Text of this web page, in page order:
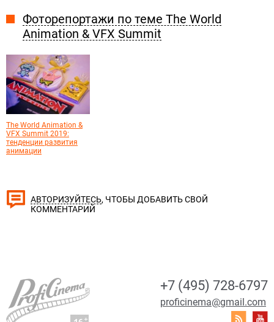
Фоторепортажи по теме The World
Animation & VFX Summit
The World Animation &
VFX Summit 2019:
тенденции развития
анимации
АВТОРИЗУЙТЕСЬ, ЧТОБЫ ДОБАВИТЬ СВОЙ
КОММЕНТАРИЙ
+7 (495) 728-6797
proficinema@gmail.com